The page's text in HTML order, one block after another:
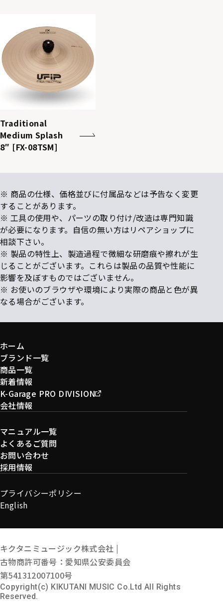
Traditional
Medium Splash
8″ [FX-08TSM]
※ 商品の仕様、価格並びに付属品などは予告なく変更
することがあります。
※ 工具の使用や、パーツの取り付け/改造は専門知識
が必要になります。自信の無い方はリペアショップに
相談下さい。
※ 製品の特性上、製造過程で微細な研磨痕や擦れが生
じることがございます。これらは製品の品質や性能に
影響を及ぼすものではございません。
※ お使いのブラウザや環境により実際の商品と色が異
なる場合がございます。
ホーム
ブランド一覧
商品一覧
新着情報
K-Garage PRO DIVISION
会社情報
マニュアル一覧
よくあるご質問
お問い合わせ
採用情報
プライバシーポリシー
English
キクタニミュージック株式会社 |
古物商許可番号：愛知県公安委員会
第541312007100号
Copyright(c) KIKUTANI MUSIC Co.Ltd All Rights
Reserved.